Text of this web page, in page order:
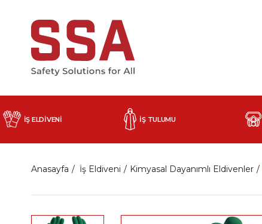
İŞ ELDİVENİ İŞ TULUMU
Anasayfa İş Eldiveni Kimyasal Dayanımlı Eldivenler